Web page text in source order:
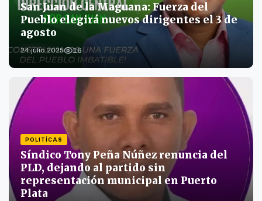
San Juan de la Maguana: Fuerza del
Pueblo elegirá nuevos dirigentes el 3 de
agosto
24 julio 2025 16
POLITÍCAS
Síndico Tony Peña Núñez renuncia del
PLD, dejando al partido sin
representación municipal en Puerto
Plata